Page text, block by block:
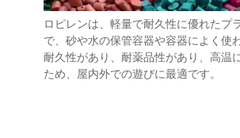
ロピレンは、軽量で耐久性に優れたプ
で、砂や水の保管容器や容器によく使
耐久性があり、耐薬品性があり、高温
ため、屋内外での遊びに最適です。